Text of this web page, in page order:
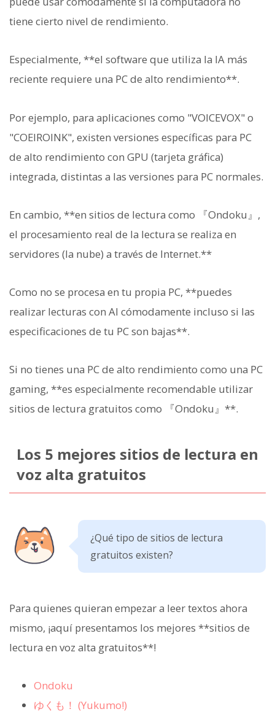
tiene cierto nivel de rendimiento.
Especialmente, **el software que utiliza la IA más
reciente requiere una PC de alto rendimiento**.
Por ejemplo, para aplicaciones como "VOICEVOX" o
"COEIROINK", existen versiones específicas para PC
de alto rendimiento con GPU (tarjeta gráfica)
integrada, distintas a las versiones para PC normales.
En cambio, **en sitios de lectura como 『Ondoku』,
el procesamiento real de la lectura se realiza en
servidores (la nube) a través de Internet.**
Como no se procesa en tu propia PC, **puedes
realizar lecturas con AI cómodamente incluso si las
especificaciones de tu PC son bajas**.
Si no tienes una PC de alto rendimiento como una PC
gaming, **es especialmente recomendable utilizar
sitios de lectura gratuitos como 『Ondoku』**.
Los 5 mejores sitios de lectura en
voz alta gratuitos
¿Qué tipo de sitios de lectura
gratuitos existen?
Para quienes quieran empezar a leer textos ahora
mismo, ¡aquí presentamos los mejores **sitios de
lectura en voz alta gratuitos**!
Ondoku
ゆくも！ (Yukumo!)